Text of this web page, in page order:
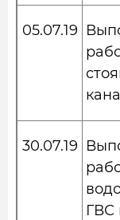
05.07.19
30.07.19
ГВС